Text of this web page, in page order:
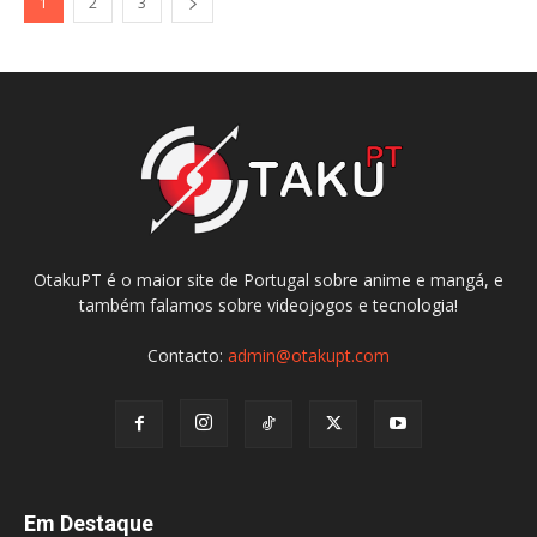
OtakuPT é o maior site de Portugal sobre anime e mangá, e
também falamos sobre videojogos e tecnologia!
Contacto: admin@otakupt.com
Em Destaque